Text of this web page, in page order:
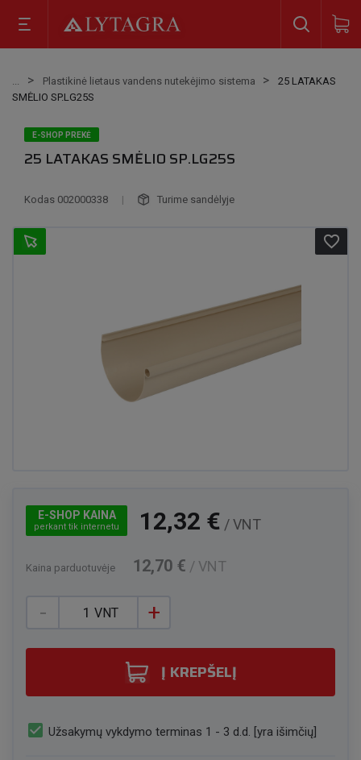
Plastikinė lietaus vandens nutekėjimo sistema
25 LATAKAS
SMĖLIO SP.LG25S
E-SHOP PREKĖ
25 LATAKAS SMĖLIO SP.LG25S
Kodas 002000338 | Turime sandėlyje
favorite_border
E-SHOP KAINA
perkant tik internetu 12,32 € / VNT
Kaina parduotuvėje 12,70 € / VNT
- +
VNT
Į KREPŠELĮ
check_box Užsakymų vykdymo terminas 1 - 3 d.d. [yra išimčių]